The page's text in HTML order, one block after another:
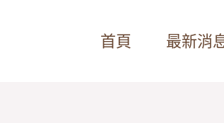
首頁 最新消